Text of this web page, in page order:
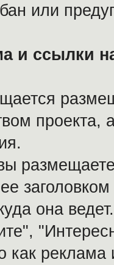
или
и ссылки
проекта,
она
как реклама